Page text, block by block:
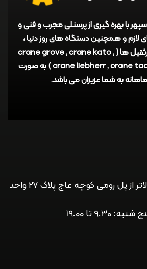
با بهره گیری از پرسنلی مجرب و فنی و
لازم و همچنین دستگاه های روز دنیا ،
آماده اجاره بهترین جرثقیل ها ( crane grove , crane kato ,
crane liebherr , crane tadano , crane terex ) به صورت
ماهانه به شما عزیزان می باشد.
از پل رومی کوچه عاج پلاک ۲۷ واحد
9.30 تا 19.00